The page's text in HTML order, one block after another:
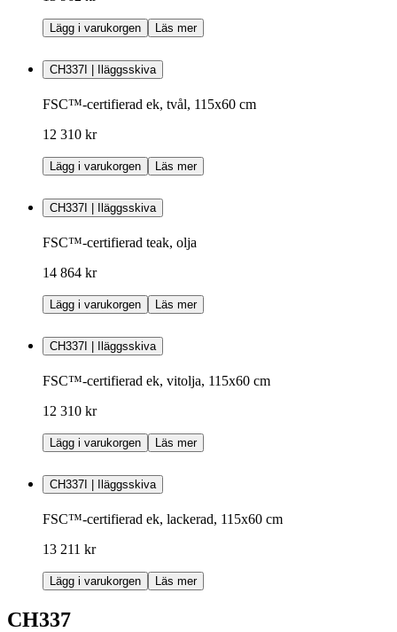
Lägg i varukorgen Läs mer
CH337I | Iläggsskiva
FSC™-certifierad ek, tvål, 115x60 cm
12 310 kr
Lägg i varukorgen Läs mer
CH337I | Iläggsskiva
FSC™-certifierad teak, olja
14 864 kr
Lägg i varukorgen Läs mer
CH337I | Iläggsskiva
FSC™-certifierad ek, vitolja, 115x60 cm
12 310 kr
Lägg i varukorgen Läs mer
CH337I | Iläggsskiva
FSC™-certifierad ek, lackerad, 115x60 cm
13 211 kr
Lägg i varukorgen Läs mer
CH337